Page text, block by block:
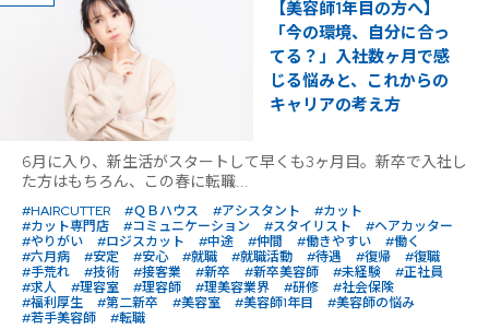
【美容師1年目の方へ】
「今の環境、自分に合っ
てる？」入社数ヶ月で感
じる悩みと、これからの
キャリアの考え方
6月に入り、新生活がスタートして早くも3ヶ月目。新卒で入社し
た方はもちろん、この春に転職...
#HAIRCUTTER #ＱＢハウス #アシスタント
#カット
#カット専門店
#コミュニケーション #スタイリスト
#ヘアカッター
#やりがい
#ロジスカット #中途 #仲間 #働きやすい
#働く
#六月病
#安定 #安心 #就職 #就職活動 #待遇 #復帰
#復職
#手荒れ
#技術 #接客業 #新卒 #新卒美容師 #未経験
#正社員
#求人
#理容室 #理容師 #理美容業界 #研修
#社会保険
#福利厚生
#第二新卒 #美容室 #美容師1年目
#美容師の悩み
#若手美容師
#転職